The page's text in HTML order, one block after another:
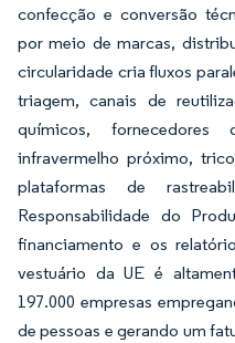
confecção e conversão
por meio de marcas,
circularidade cria fluxos
triagem, canais de
químicos,
infravermelho próximo,
plataformas de
Responsabilidade do
financiamento e os
vestuário da UE é
197.000 empresas
de pessoas e gerando um